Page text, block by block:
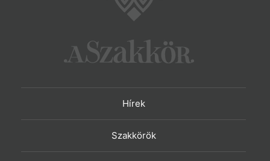
Hírek
Szakkörök